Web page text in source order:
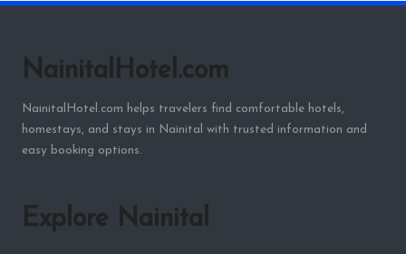
NainitalHotel.com
NainitalHotel.com helps travelers find comfortable hotels,
homestays, and stays in Nainital with trusted information and
easy booking options.
Explore Nainital